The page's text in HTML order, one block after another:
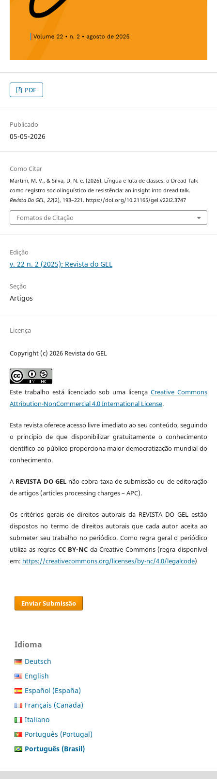
PDF
Publicado
05-05-2026
Como Citar
Martim, M. V., & Silva, D. N. e. (2026). Língua e luta de classes: o Dread Talk
como registro sociolinguístico de resistência: an insight into dread talk.
Revista Do GEL, 22(2), 193–221. https://doi.org/10.21165/gel.v22i2.3747
Fomatos de Citação
Edição
v. 22 n. 2 (2025): Revista do GEL
Seção
Artigos
Licença
Copyright (c) 2026 Revista do GEL
Este trabalho está licenciado sob uma licençaCreative Commons
Attribution-NonCommercial 4.0 International License.
Esta revista oferece acesso livre imediato ao seu conteúdo, seguindo
o princípio de que disponibilizar gratuitamente o conhecimento
científico ao público proporciona maior democratização mundial do
conhecimento.
A REVISTA DO GELnão cobra taxa de submissão ou de editoração
de artigos (articles processing charges – APC).
Os critérios gerais de direitos autorais da REVISTA DO GEL estão
dispostos no termo de direitos autorais que cada autor aceita ao
submeter seu trabalho no periódico. Como regra geral o periódico
utiliza as regras CC BY-NC da Creative Commons (regra disponível
em: https://creativecommons.org/licenses/by-nc/4.0/legalcode)
Enviar Submissão
Idioma
Deutsch
English
Español (España)
Français (Canada)
Italiano
Português (Portugal)
Português (Brasil)